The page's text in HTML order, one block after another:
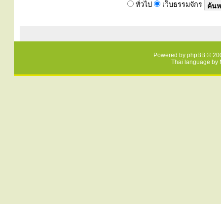
ทั่วไป เว็บธรรมจักร
Powered by phpBB ©
Thai language by